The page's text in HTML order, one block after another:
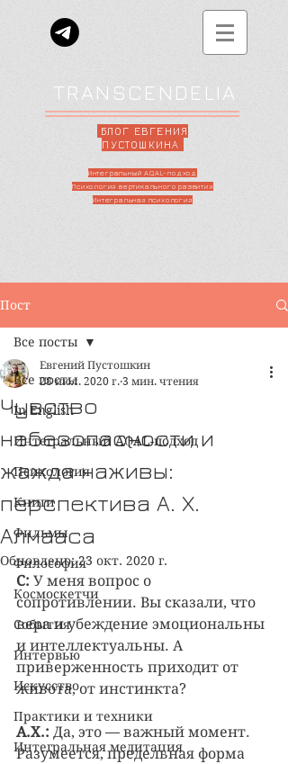
TRANSCENDELIA
БЛОГ ЕВГЕНИЯ
ПУСТОШКИНА
Интегральный AQAL-подход
Психология вертикального развития
Интегральная психология
Пост
Все посты
In English
Интегральный AQAL-подход
Психология
Книги
Фильмы
Философия
Космоскетчи
События
Интервью
Искусство
Практики и техники
Интегральная медитация
Все посты
Чувство
небезопасности и
жажда наживы:
перспектива А. Х.
Алмааса
Евгений Пустошкин
28 июл. 2020 г. 3 мин. чтения
Обновлено:23 окт. 2020 г.
С: У меня вопрос о
сопротивлении. Вы сказали, что
вера и убеждение эмоциональны
и интеллектуальны. А
приверженность приходит от
живота, от инстинкта?
А.Х.: Да, это — важный момент.
Разумеется, предельная форма